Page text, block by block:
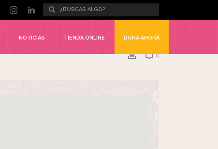
NOTICIAS TIENDA ONLINE DONA AHORA
0